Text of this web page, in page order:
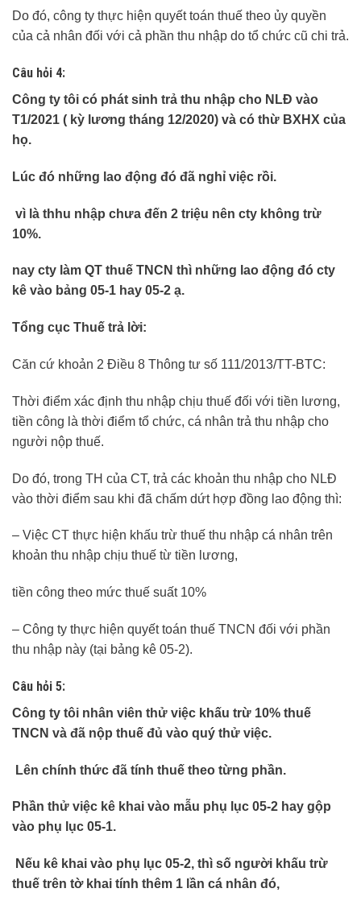
Do đó, công ty thực hiện quyết toán thuế theo ủy quyền
của cả nhân đối với cả phần thu nhập do tổ chức cũ chi trả.
Câu hỏi 4:
Công ty tôi có phát sinh trả thu nhập cho NLĐ vào
T1/2021 ( kỳ lương tháng 12/2020) và có thừ BXHX của
họ.
Lúc đó những lao động đó đã nghỉ việc rồi.
vì là thhu nhập chưa đến 2 triệu nên cty không trừ
10%.
nay cty làm QT thuế TNCN thì những lao động đó cty
kê vào bảng 05-1 hay 05-2 ạ.
Tổng cục Thuế trả lời:
Căn cứ khoản 2 Điều 8 Thông tư số 111/2013/TT-BTC:
Thời điểm xác định thu nhập chịu thuế đối với tiền lương,
tiền công là thời điểm tổ chức, cá nhân trả thu nhập cho
người nộp thuế.
Do đó, trong TH của CT, trả các khoản thu nhập cho NLĐ
vào thời điểm sau khi đã chấm dứt hợp đồng lao động thì:
– Việc CT thực hiện khấu trừ thuế thu nhập cá nhân trên
khoản thu nhập chịu thuế từ tiền lương,
tiền công theo mức thuế suất 10%
– Công ty thực hiện quyết toán thuế TNCN đối với phần
thu nhập này (tại bảng kê 05-2).
Câu hỏi 5:
Công ty tôi nhân viên thử việc khấu trừ 10% thuế
TNCN và đã nộp thuế đủ vào quý thử việc.
Lên chính thức đã tính thuế theo từng phần.
Phần thử việc kê khai vào mẫu phụ lục 05-2 hay gộp
vào phụ lục 05-1.
Nếu kê khai vào phụ lục 05-2, thì số người khấu trừ
thuế trên tờ khai tính thêm 1 lần cá nhân đó,